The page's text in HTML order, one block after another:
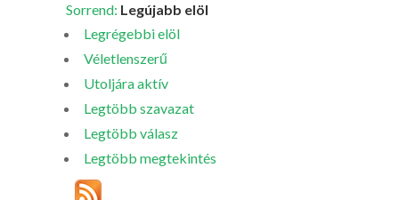
Sorrend: Legújabb elöl
Legrégebbi elöl
Véletlenszerű
Utoljára aktív
Legtöbb szavazat
Legtöbb válasz
Legtöbb megtekintés